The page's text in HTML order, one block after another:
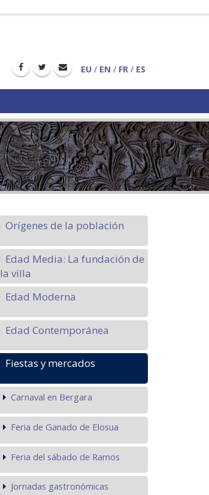
EU / EN / FR / ES
Orígenes de la población
Edad Media: La fundación de
la villa
Edad Moderna
Edad Contemporánea
Fiestas y mercados
Carnaval en Bergara
Feria de Ganado de Elosua
Feria del sábado de Ramos
Jornadas gastronómicas